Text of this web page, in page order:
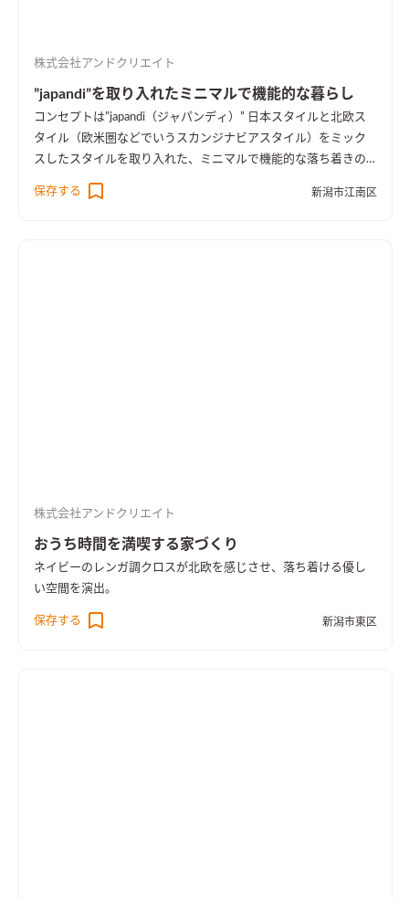
株式会社アンドクリエイト
”japandi”を取り入れたミニマルで機能的な暮らし
コンセプトは”japandi（ジャパンディ）” 日本スタイルと北欧ス
タイル（欧米圏などでいうスカンジナビアスタイル）をミック
スしたスタイルを取り入れた、ミニマルで機能的な落ち着きの
ある空間になっています。 1階で暮らしが完結し、家族の成長に
合わせ可変していくフォーメーション・ハウスです。
保存する 新潟市江南区
株式会社アンドクリエイト
おうち時間を満喫する家づくり
ネイビーのレンガ調クロスが北欧を感じさせ、落ち着ける優し
い空間を演出。
保存する 新潟市東区